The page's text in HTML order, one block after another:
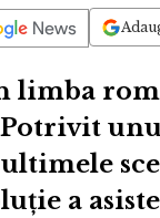
limba
ultimele
a